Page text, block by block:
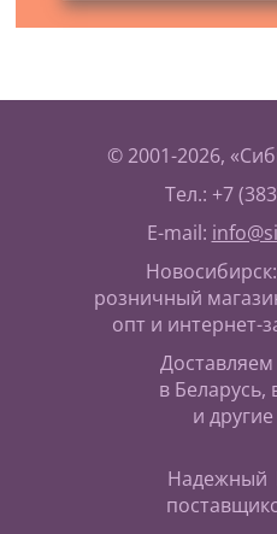
© 2001-2026,
Тел.: +7
E-mail:
розничный
опт и интернет-
в Беларусь,
и
Надежный
поставщик